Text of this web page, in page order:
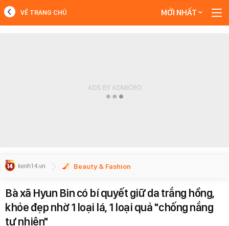
VỀ TRANG CHỦ MỚI NHẤT
Beauty & Fashion
Bà xã Hyun Bin có bí quyết giữ da trắng hồng,
khỏe đẹp nhờ 1 loại lá, 1 loại quả "chống nắng
tự nhiên"